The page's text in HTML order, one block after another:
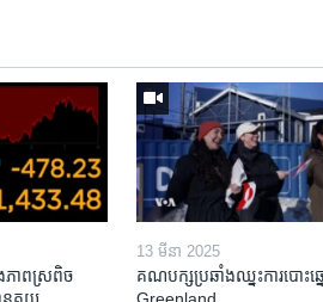
ង​ភាពស្រពិច
ធគយ
13 មីនា 2025
គណបក្ស​ប្រឆាំង​ឈ្នះ​ការបោះឆ្
Greenland